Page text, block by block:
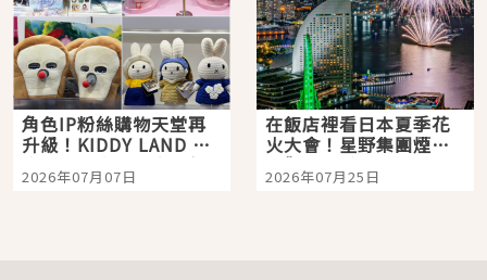
角色IP粉絲購物天堂再
升級！KIDDY LAND 原
宿店吉伊卡哇迎客，新
開幕 OMOKADO 店3分
2026年07月07日
在飯店裡看日本夏季花
火大會！星野集團煙火
景觀飯店6選，讓你不用
人擠人悠閒欣賞
2026年07月25日